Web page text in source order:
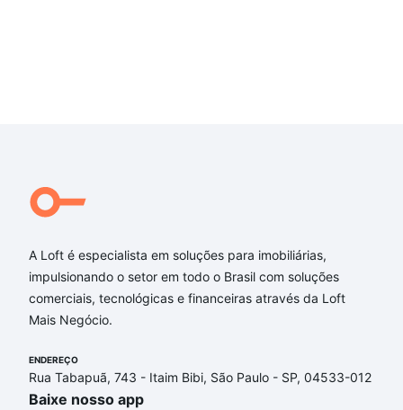
A Loft é especialista em soluções para imobiliárias,
impulsionando o setor em todo o Brasil com soluções
comerciais, tecnológicas e financeiras através da Loft
Mais Negócio.
ENDEREÇO
Rua Tabapuã, 743 - Itaim Bibi, São Paulo - SP, 04533-012
Baixe nosso app